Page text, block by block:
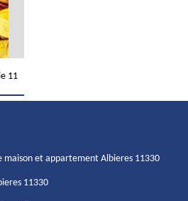
11
maison et appartement Albieres 11330
11330